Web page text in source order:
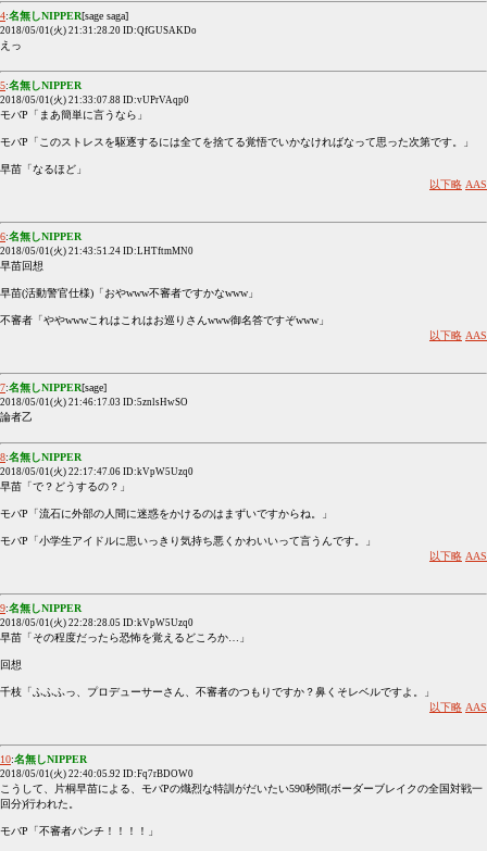
4:名無しNIPPER[sage saga]
2018/05/01(火) 21:31:28.20 ID:QfGUSAKDo
えっ
5:名無しNIPPER
2018/05/01(火) 21:33:07.88 ID:vUPrVAqp0
モバP「まあ簡単に言うなら」
モバP「このストレスを駆逐するには全てを捨てる覚悟でいかなければなって思った次第です。」
早苗「なるほど」
以下略 AAS
6:名無しNIPPER
2018/05/01(火) 21:43:51.24 ID:LHTftmMN0
早苗回想
早苗(活動警官仕様)「おやwww不審者ですかなwww」
不審者「ややwwwこれはこれはお巡りさんwww御名答ですぞwww」
以下略 AAS
7:名無しNIPPER[sage]
2018/05/01(火) 21:46:17.03 ID:5znlsHwSO
論者乙
8:名無しNIPPER
2018/05/01(火) 22:17:47.06 ID:kVpW5Uzq0
早苗「で？どうするの？」
モバP「流石に外部の人間に迷惑をかけるのはまずいですからね。」
モバP「小学生アイドルに思いっきり気持ち悪くかわいいって言うんです。」
以下略 AAS
9:名無しNIPPER
2018/05/01(火) 22:28:28.05 ID:kVpW5Uzq0
早苗「その程度だったら恐怖を覚えるどころか…」
回想
千枝「ふふふっ、プロデューサーさん、不審者のつもりですか？鼻くそレベルですよ。」
以下略 AAS
10:名無しNIPPER
2018/05/01(火) 22:40:05.92 ID:Fq7rBDOW0
こうして、片桐早苗による、モバPの熾烈な特訓がだいたい590秒間(ボーダーブレイクの全国対戦一
回分)行われた。
モバP「不審者パンチ！！！！」